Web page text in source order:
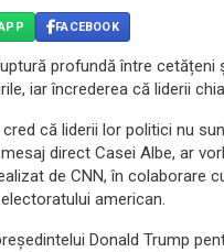
FACEBOOK
profundă între
iar încrederea că liderii
că liderii lor politici nu
direct Casei Albe, ar
de CNN, în colaborare
american.
Donald Trump